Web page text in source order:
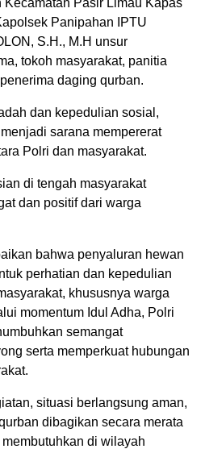
Panipahan IPTU
S.H., M.H unsur
tokoh masyarakat, panitia
daging qurban.
dan kepedulian sosial,
sarana mempererat
Polri dan masyarakat.
di tengah masyarakat
dan positif dari warga
bahwa penyaluran hewan
perhatian dan kepedulian
khususnya warga
momentum Idul Adha, Polri
semangat
serta memperkuat hubungan
situasi berlangsung aman,
dibagikan secara merata
di wilayah